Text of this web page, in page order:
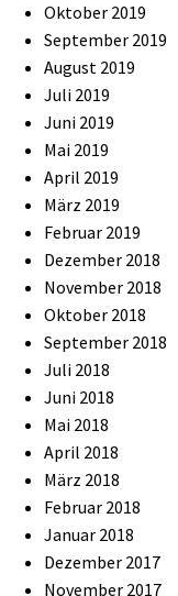
Oktober 2019
September 2019
August 2019
Juli 2019
Juni 2019
Mai 2019
April 2019
März 2019
Februar 2019
Dezember 2018
November 2018
Oktober 2018
September 2018
Juli 2018
Juni 2018
Mai 2018
April 2018
März 2018
Februar 2018
Januar 2018
Dezember 2017
November 2017